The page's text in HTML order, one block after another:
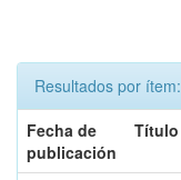
Resultados por ítem:
Fecha de
publicación
Título